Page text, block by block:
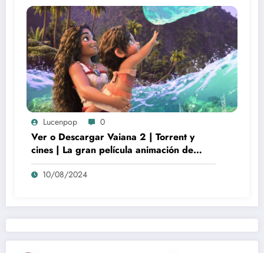
Lucenpop 0
Ver o Descargar Vaiana 2 | Torrent y
cines | La gran película animación de
culto Disney | *****
10/08/2024